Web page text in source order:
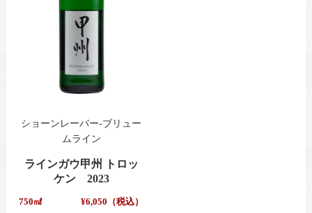
ショーンレーバー-ブリュー
ムライン
ラインガウ甲州 トロッ
ケン 2023
750㎖ ¥6,050（税込）